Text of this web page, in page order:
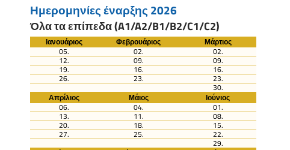
Ημερομηνίες έναρξης 2026
Όλα τα επίπεδα (A1/A2/B1/B2/C1/C2)
Ιανουάριος Φεβρουάριος
Μάρτιος
05.
02. 02.
12. 09. 09.
19. 16. 16.
26. 23. 23.
30.
Απρίλιος
Μάιος
Ιούνιος
06.
04. 01.
13. 11. 08.
20. 18. 15.
27. 25. 22.
29.